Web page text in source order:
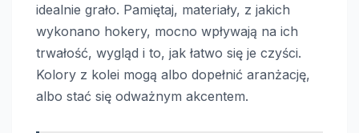
idealnie grało. Pamiętaj, materiały, z jakich
wykonano hokery, mocno wpływają na ich
trwałość, wygląd i to, jak łatwo się je czyści.
Kolory z kolei mogą albo dopełnić aranżację,
albo stać się odważnym akcentem.